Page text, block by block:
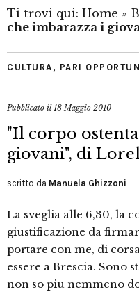
Ti trovi qui: Home »
che imbarazza i
CULTURA , PARI
Pubblicato il18 Maggio 2010
"Il corpo
giovani", di
scritto da Manuela Ghizzoni
La sveglia alle 6,30, la
giustificazione da
portare con me, di
essere a Brescia. Sono
non so piu nemmeno